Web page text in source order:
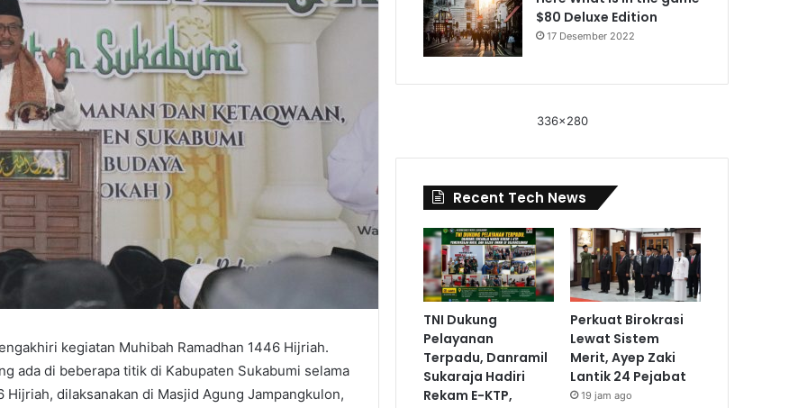
kegiatan Muhibah Ramadhan 1446 Hijriah.
ada di beberapa titik di Kabupaten Sukabumi selama
dilaksanakan di Masjid Agung Jampangkulon,
$80 Deluxe Edition
17 Desember 2022
336x280
Recent Tech News
TNI Dukung
Pelayanan
Terpadu, Danramil
Sukaraja Hadiri
Rekam E-KTP,
Perkuat Birokrasi
Lewat Sistem
Merit, Ayep Zaki
Lantik 24 Pejabat
19 jam ago